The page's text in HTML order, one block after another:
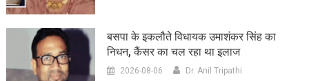
बसपा के इकलौते विधायक उमाशंकर सिंह का
निधन, कैंसर का चल रहा था इलाज
2026-08-06 Dr. Anil Tripathi